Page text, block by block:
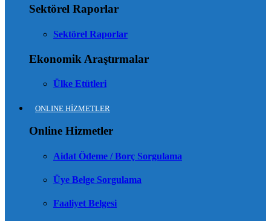
Sektörel Raporlar
Sektörel Raporlar
Ekonomik Araştırmalar
Ülke Etütleri
ONLINE HİZMETLER
Online Hizmetler
Aidat Ödeme / Borç Sorgulama
Üye Belge Sorgulama
Faaliyet Belgesi